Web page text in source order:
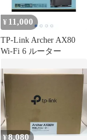
¥ 11,000
TP-Link Archer AX80
Wi-Fi 6 ルーター
¥ 8,080